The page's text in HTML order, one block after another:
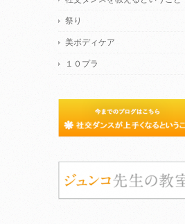
祭り
美ボディケア
１０プラ